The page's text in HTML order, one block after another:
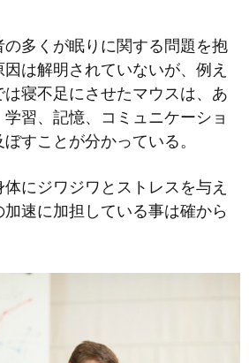
多くが眠りに関する問題を抱
は解明されていないが、例え
寝不足にさせたマウスは、あ
習、記憶、コミュニケーショ
すことが分かっている。
にジワジワとストレスを与え
速に加担している事は確から